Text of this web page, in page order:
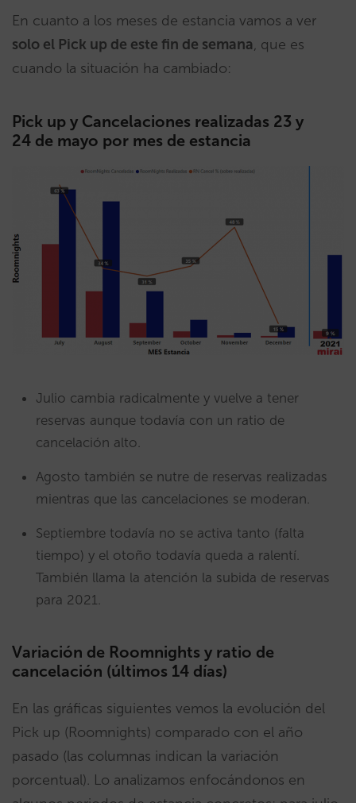
En cuanto a los meses de estancia vamos a ver
solo el Pick up de este fin de semana, que es
cuando la situación ha cambiado:
Pick up y Cancelaciones realizadas 23 y
24 de mayo por mes de estancia
Julio cambia radicalmente y vuelve a tener
reservas aunque todavía con un ratio de
cancelación alto.
Agosto también se nutre de reservas realizadas
mientras que las cancelaciones se moderan.
Septiembre todavía no se activa tanto (falta
tiempo) y el otoño todavía queda a ralentí.
También llama la atención la subida de reservas
para 2021.
Variación de Roomnights y ratio de
cancelación (últimos 14 días)
En las gráficas siguientes vemos la evolución del
Pick up (Roomnights) comparado con el año
pasado (las columnas indican la variación
porcentual). Lo analizamos enfocándonos en